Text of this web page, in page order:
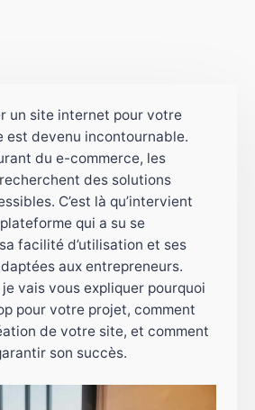
un site internet pour votre
est devenu incontournable.
du e-commerce, les
des solutions
C’est là qu’intervient
qui a su se
facilité d’utilisation et ses
aux entrepreneurs.
vais vous expliquer pourquoi
pour votre projet, comment
de votre site, et comment
son succès.